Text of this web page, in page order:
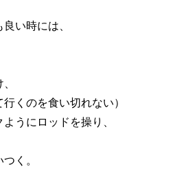
い時には、
くのを食い切れない）
うにロッドを操り、
く。